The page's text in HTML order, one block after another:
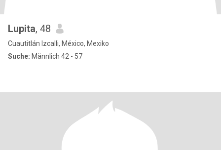
Lupita, 48
Cuautitlán Izcalli, México, Mexiko
Suche: Männlich 42 - 57